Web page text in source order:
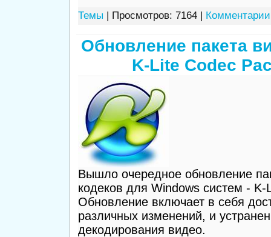
Темы | Просмотров: 7164 |
Обновление пакета
K-Lite Codec
Вышло очередное обновление
кодеков для Windows систем - K-
Обновление включает в себя
различных изменений, и
декодирования видео.